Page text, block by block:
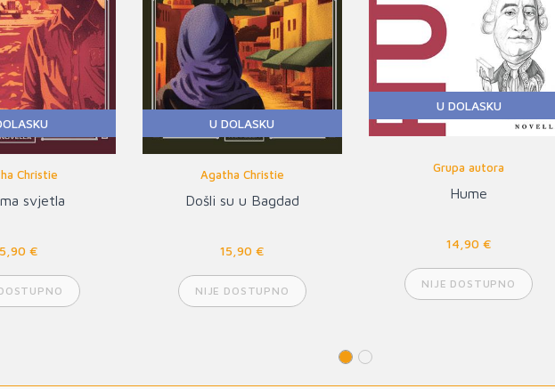
autora
U DOLASKU
Agatha Christie
Sittafordski misterij
15,90 €
NIJE DOSTUPNO
U DOLASKU
Agatha Christie
Misterij sedam stupova
15,90 €
NIJE DOSTUPNO